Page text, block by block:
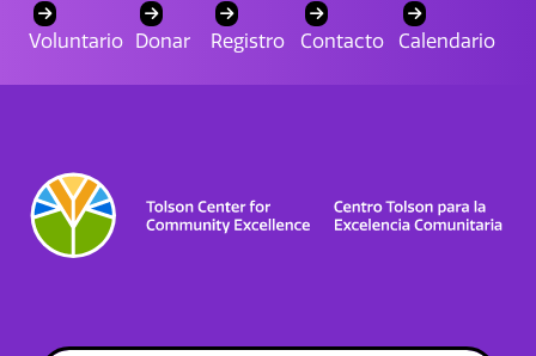
Voluntario Donar Registro Contacto Calendario